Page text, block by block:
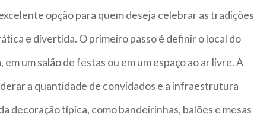
opção para quem deseja celebrar as tradições
e divertida. O primeiro passo é definir o local do
um salão de festas ou em um espaço ao ar livre. A
a quantidade de convidados e a infraestrutura
decoração típica, como bandeirinhas, balões e mesas